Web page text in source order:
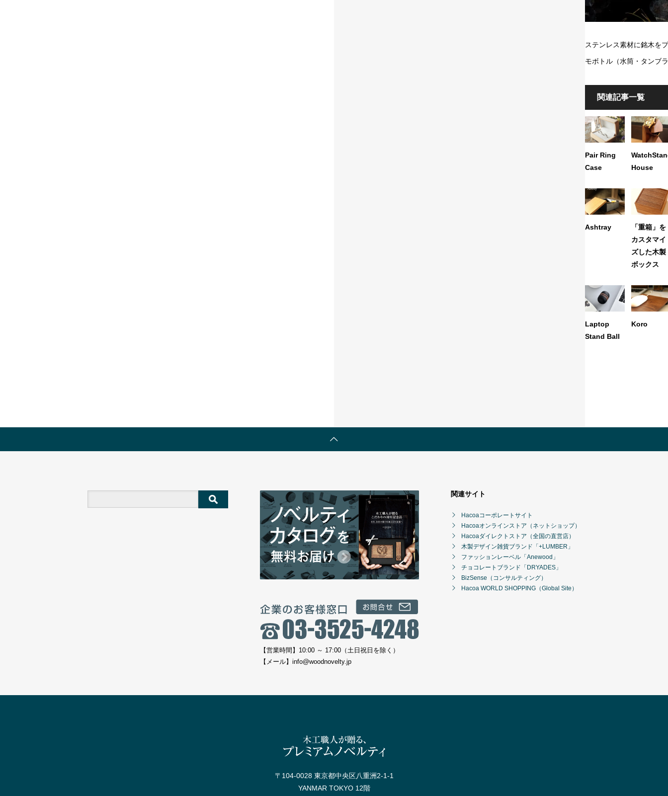
ステンレス素材に銘木を
モボトル（水筒・タンブ
関連記事一覧
Pair Ring
Case
House
Ashtray
「重箱」を
カスタマイ
ズした木製
ボックス
Laptop
Stand Ball
Koro
【営業時間】10:00 ～ 17:00（土日祝日を除く）
【メール】 info@woodnovelty.jp
関連サイト
Hacoaコーポレートサイト
Hacoaオンラインストア（ネットショップ）
Hacoaダイレクトストア（全国の直営店）
木製デザイン雑貨ブランド「+LUMBER」
ファッションレーベル「Anewood」
チョコレートブランド「DRYADES」
BizSense（コンサルティング）
Hacoa WORLD SHOPPING（Global Site）
〒104-0028 東京都中央区八重洲2-1-1
YANMAR TOKYO 12階